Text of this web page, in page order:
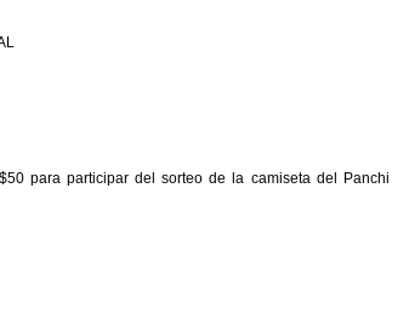
para participar del sorteo de la camiseta del Panchi